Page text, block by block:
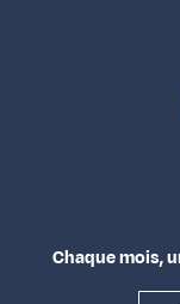
Chaque mois,